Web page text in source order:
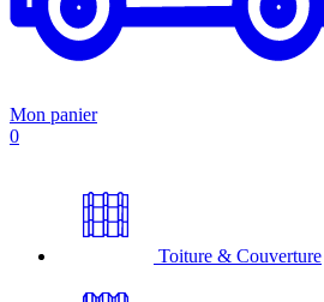
Mon panier
0
Toiture & Couverture